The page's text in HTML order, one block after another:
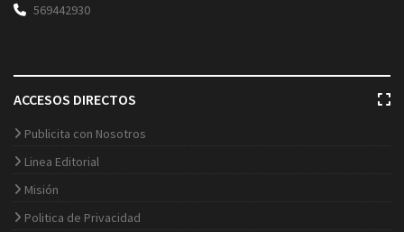
569442930
ACCESOS DIRECTOS
Publicita con Nosotros
Linea Editorial
Misión
Politica de Privacidad